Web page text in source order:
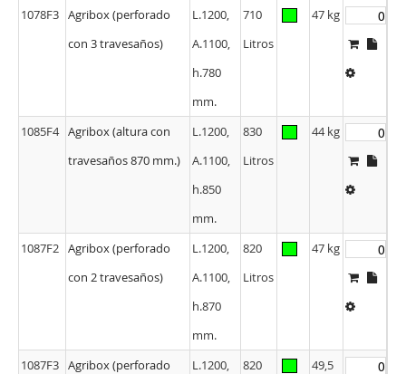
1078F3 Agribox (perforado
con 3 travesaños)
L.1200,
A.1100,
h.780
mm.
710
Litros
47 kg
1085F4 Agribox (altura con
travesaños 870 mm.)
L.1200,
A.1100,
h.850
mm.
830
Litros
44 kg
1087F2 Agribox (perforado
con 2 travesaños)
L.1200,
A.1100,
h.870
mm.
820
Litros
47 kg
1087F3 Agribox (perforado
L.1200,
820
49,5